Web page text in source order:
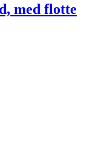
med flotte